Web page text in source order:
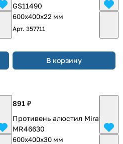
GS11490
600х400х22 мм
Арт. 357711
В корзину
891 ₽
Противень алюстил Miratek
MR46630
600х400х30 мм